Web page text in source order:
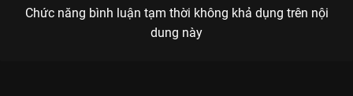
Chức năng bình luận tạm thời không khả dụng trên nội
dung này